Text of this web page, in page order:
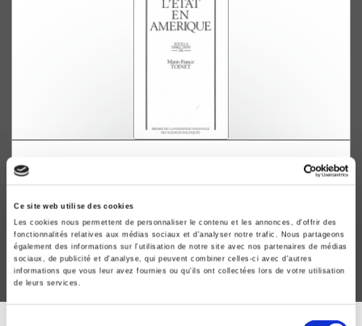
Ce site web utilise des cookies
Les cookies nous permettent de personnaliser le contenu et les annonces, d'offrir des
fonctionnalités relatives aux médias sociaux et d'analyser notre trafic. Nous partageons
également des informations sur l'utilisation de notre site avec nos partenaires de médias
sociaux, de publicité et d'analyse, qui peuvent combiner celles-ci avec d'autres
informations que vous leur avez fournies ou qu'ils ont collectées lors de votre utilisation
de leurs services.
L'Etat en Amérique
Marie-France Toinet